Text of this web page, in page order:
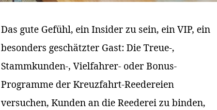
Das gute Gefühl, ein Insider zu sein, ein VIP, ein
besonders geschätzter Gast: Die Treue-,
Stammkunden-, Vielfahrer- oder Bonus-
Programme der Kreuzfahrt-Reedereien
versuchen, Kunden an die Reederei zu binden,